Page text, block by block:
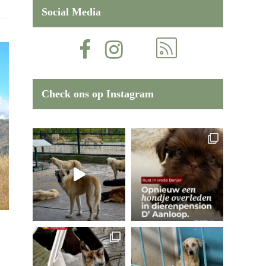
Social Media
Check ons op Instagram